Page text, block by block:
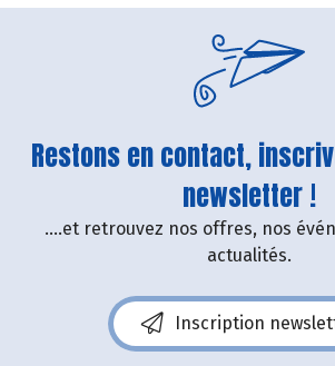
Restons en contact,
newsletter !
....et retrouvez nos offres, nos
actualités.
Inscription